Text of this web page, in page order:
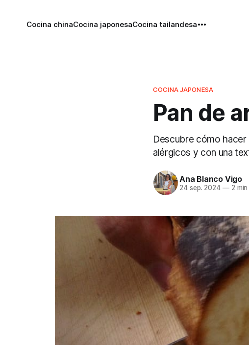
Cocina chinaCocina japonesaCocina tailandesa
COCINA JAPONESA
Pan de
Descubre cómo hacer
alérgicos y con una
Ana Blanco Vigo
24 sep. 2024 —2 min